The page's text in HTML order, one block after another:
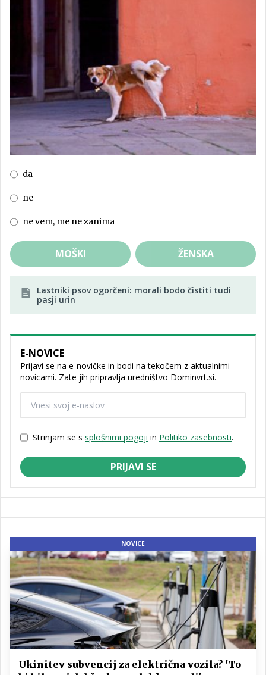
da
ne
ne vem, me ne zanima
MOŠKI ŽENSKA
Lastniki psov ogorčeni: morali bodo čistiti tudi
pasji urin
E-NOVICE
Prijavi se na e-novičke in bodi na tekočem z aktualnimi
novicami. Zate jih pripravlja uredništvo Dominvrt.si.
Strinjam se s splošnimi pogoji in Politiko zasebnosti.
PRIJAVI SE
NOVICE
Ukinitev subvencij za električna vozila? 'To